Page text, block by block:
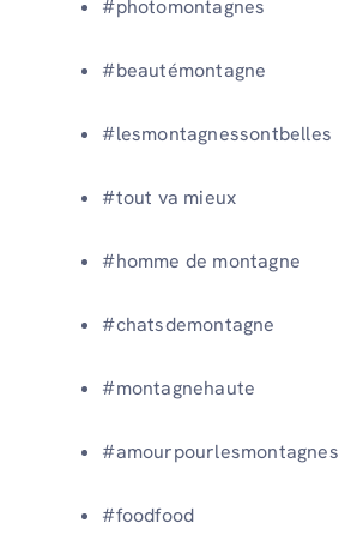
#photomontagnes
#beautémontagne
#lesmontagnessontbelles
#tout va mieux
#homme de montagne
#chatsdemontagne
#montagnehaute
#amourpourlesmontagnes
#foodfood